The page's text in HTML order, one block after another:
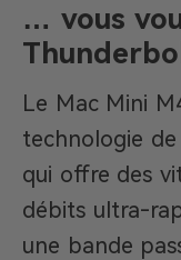
… vous
Le Mac Mini
technologie
qui offre des
débits ultra-
une bande